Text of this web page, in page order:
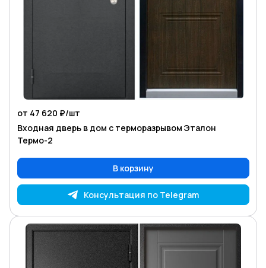
от 47 620 ₽/шт
Входная дверь в дом с терморазрывом Эталон
Термо-2
В корзину
Консультация по Telegram